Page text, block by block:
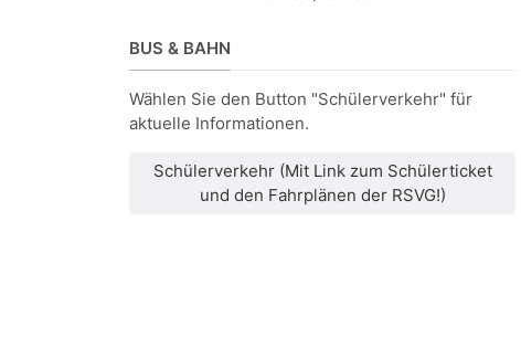
BUS & BAHN
Wählen Sie den Button "Schülerverkehr" für
aktuelle Informationen.
Schülerverkehr (Mit Link zum Schülerticket
und den Fahrplänen der RSVG!)